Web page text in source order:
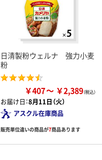
日清製粉ウェルナ 強力小麦
粉
￥407 ￥2,389
お届け日：8月11日（火）
アスクル在庫商品
販売単位違いの商品が7商品あります